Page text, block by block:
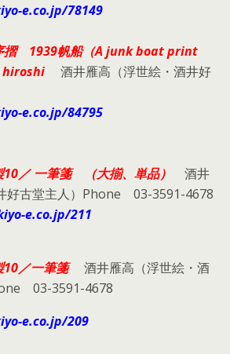
e.co.jp/78149
摺 1939帆船（A junk boat print
hiroshi
酒井雁高（浮世絵・酒井好
e.co.jp/84795
10／ 一筆箋 （大揃、単品）
酒井
好古堂主人）Phone 03-3591-4678
e.co.jp/211
10／一筆箋酒井雁高（浮世絵・酒
03-3591-4678
e.co.jp/209